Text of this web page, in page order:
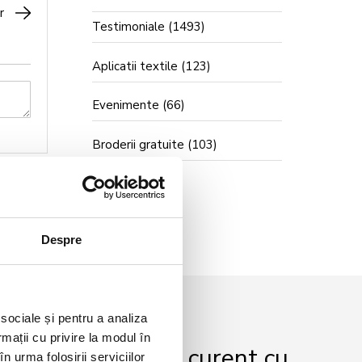
Despre
și pentru a analiza
cu privire la modul în
urma folosirii serviciilor
Testimoniale (1493)
Aplicatii textile (123)
Evenimente (66)
Broderii gratuite (103)